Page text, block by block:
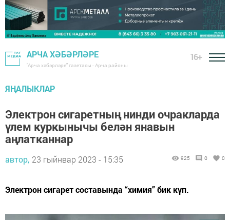
АРЧА ХӘБӘРЛӘРЕ
"Арча хәбәрләре" газетасы - Арча районы
16+
ЯҢАЛЫКЛАР
Электрон сигаретның нинди очракларда
үлем куркынычы белән янавын
аңлатканнар
автор, 23 гыйнвар 2023 - 15:35 925 0 0
Электрон сигарет составында “химия” бик күп.